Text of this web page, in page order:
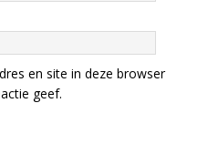
en site in deze browser
geef.